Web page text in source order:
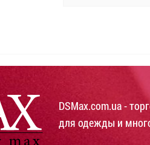
DSMax.com.ua -
для одежды и